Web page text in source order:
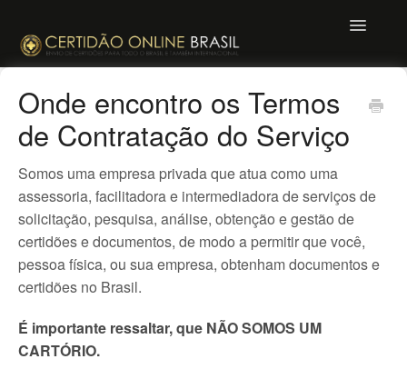
Toggle
Onde encontro os Termos
de Contratação do Serviço
Somos uma empresa privada que atua como uma
assessoria, facilitadora e intermediadora de serviços de
solicitação, pesquisa, análise, obtenção e gestão de
certidões e documentos, de modo a permitir que você,
pessoa física, ou sua empresa, obtenham documentos e
certidões no Brasil.
É importante ressaltar, que NÃO SOMOS UM
CARTÓRIO.